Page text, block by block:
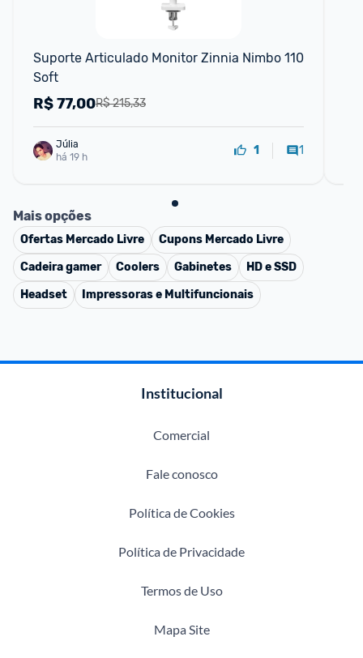
Suporte Articulado Monitor Zinnia Nimbo 110
Soft
R$ 215,33
R$77,00
Júlia
há 19 h
1 1
Mais opções
Ofertas Mercado Livre Cupons Mercado Livre
Cadeira gamer
Coolers Gabinetes
HD e SSD
Headset
Impressoras e Multifuncionais
Institucional
Comercial
Fale conosco
Política de Cookies
Política de Privacidade
Termos de Uso
Mapa Site